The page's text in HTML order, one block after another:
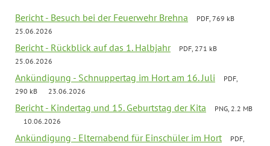
Bericht - Besuch bei der Feuerwehr Brehna
PDF, 769 kB
25.06.2026
Bericht - Rückblick auf das 1. Halbjahr
PDF, 271 kB
25.06.2026
Ankündigung - Schnuppertag im Hort am 16. Juli
PDF,
290 kB
23.06.2026
Bericht - Kindertag und 15. Geburtstag der Kita
PNG, 2.2 MB
10.06.2026
Ankündigung - Elternabend für Einschüler im Hort
PDF,